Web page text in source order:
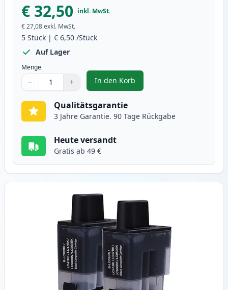
€ 32,50 inkl. MwSt.
€ 27,08exkl. MwSt.
5 Stück | € 6,50 /Stück
Auf Lager
Menge
Verwenden Sie die Tasten, um anzupassen
− +
1
In den Korb
, 5 stück Brother LC900
Qualitätsgarantie
3 Jahre Garantie. 90 Tage Rückgabe
Heute versandt
Gratis ab 49 €